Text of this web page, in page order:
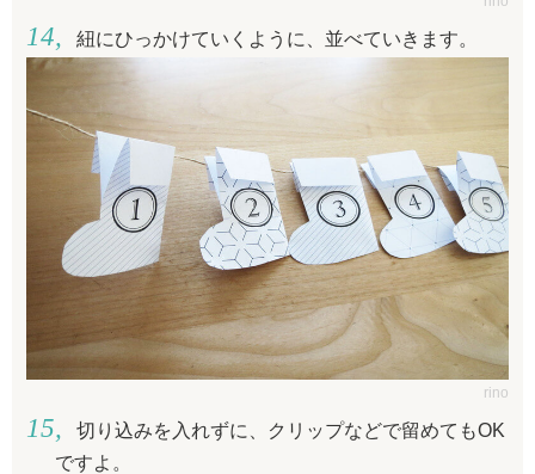
紐にひっかけていくように、並べていきます。
rino
切り込みを入れずに、クリップなどで留めてもOK
ですよ。